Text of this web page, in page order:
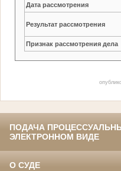
Дата рассмотрения
Результат рассмотрения
Признак рассмотрения дела
ПОДАЧА
ЭЛЕКТРОННОМ ВИДЕ
О СУДЕ